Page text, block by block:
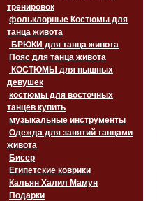
тренировок
фольклорные Костюмы для
танца живота
БРЮКИ для танца живота
Пояс для танца живота
девушек
костюмы для восточных
танцев купить
музыкальные инструменты
Одежда для занятий танцами
живота
Бисер
Египетские коврики
Кальян Халил Мамун
Подарки